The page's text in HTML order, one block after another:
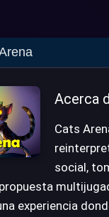
Acerca
Cats
social,
experiencia